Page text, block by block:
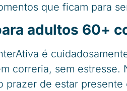
que ficam para
adultos 60+
é
correria, sem estresse.
prazer de estar presente